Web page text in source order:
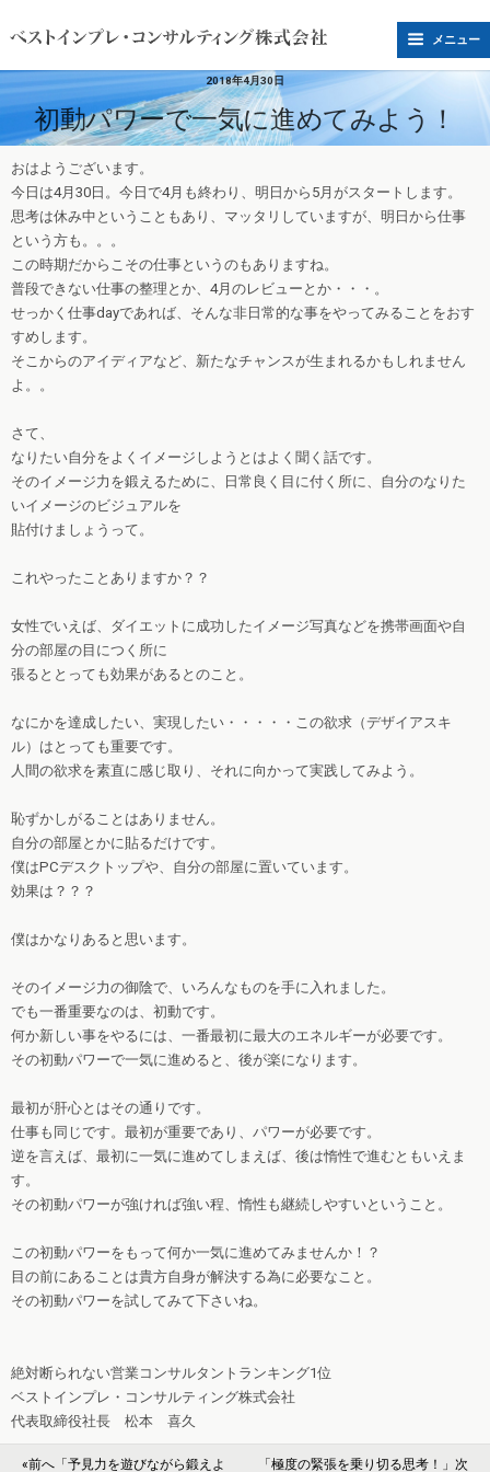
メニュー
2018年4月30日
初動パワーで一気に進めてみよう！
おはようございます。
今日は4月30日。今日で4月も終わり、明日から5月がスタートします。
思考は休み中ということもあり、マッタリしていますが、明日から仕事
という方も。。。
この時期だからこその仕事というのもありますね。
普段できない仕事の整理とか、4月のレビューとか・・・。
せっかく仕事dayであれば、そんな非日常的な事をやってみることをおす
すめします。
そこからのアイディアなど、新たなチャンスが生まれるかもしれません
よ。。
さて、
なりたい自分をよくイメージしようとはよく聞く話です。
そのイメージ力を鍛えるために、日常良く目に付く所に、自分のなりた
いイメージのビジュアルを
貼付けましょうって。
これやったことありますか？？
女性でいえば、ダイエットに成功したイメージ写真などを携帯画面や自
分の部屋の目につく所に
張るととっても効果があるとのこと。
なにかを達成したい、実現したい・・・・・この欲求（デザイアスキ
ル）はとっても重要です。
人間の欲求を素直に感じ取り、それに向かって実践してみよう。
恥ずかしがることはありません。
自分の部屋とかに貼るだけです。
僕はPCデスクトップや、自分の部屋に置いています。
効果は？？？
僕はかなりあると思います。
そのイメージ力の御陰で、いろんなものを手に入れました。
でも一番重要なのは、初動です。
何か新しい事をやるには、一番最初に最大のエネルギーが必要です。
その初動パワーで一気に進めると、後が楽になります。
最初が肝心とはその通りです。
仕事も同じです。最初が重要であり、パワーが必要です。
逆を言えば、最初に一気に進めてしまえば、後は惰性で進むともいえま
す。
その初動パワーが強ければ強い程、惰性も継続しやすいということ。
この初動パワーをもって何か一気に進めてみませんか！？
目の前にあることは貴方自身が解決する為に必要なこと。
その初動パワーを試してみて下さいね。
絶対断られない営業コンサルタントランキング1位
ベストインプレ・コンサルティング株式会社
代表取締役社長 松本 喜久
«前へ「予見力を遊びながら鍛えよ 「極度の緊張を乗り切る思考！」次